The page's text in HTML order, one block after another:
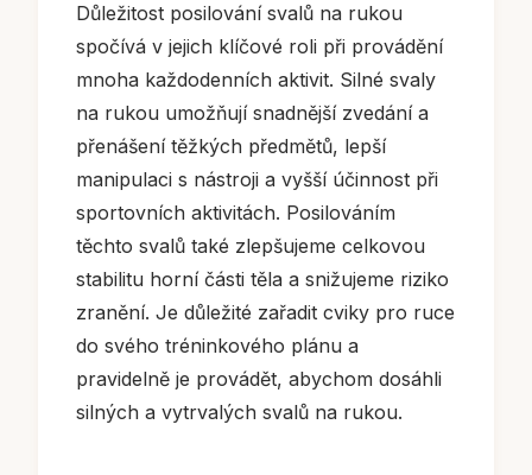
Důležitost posilování svalů na rukou
spočívá v jejich klíčové roli při provádění
mnoha každodenních aktivit. Silné svaly
na rukou umožňují snadnější zvedání a
přenášení těžkých předmětů, lepší
manipulaci s nástroji a vyšší účinnost při
sportovních aktivitách. Posilováním
těchto svalů také zlepšujeme celkovou
stabilitu horní části těla a snižujeme riziko
zranění. Je důležité zařadit cviky pro ruce
do svého tréninkového plánu a
pravidelně je provádět, abychom dosáhli
silných a vytrvalých svalů na rukou.